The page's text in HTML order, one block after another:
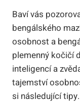
Baví ⁢vás
bengálského
⁤osobnost ⁤a⁣
plemenný kočičí
⁣inteligencí a​
‌tajemství
si následující ​tipy.